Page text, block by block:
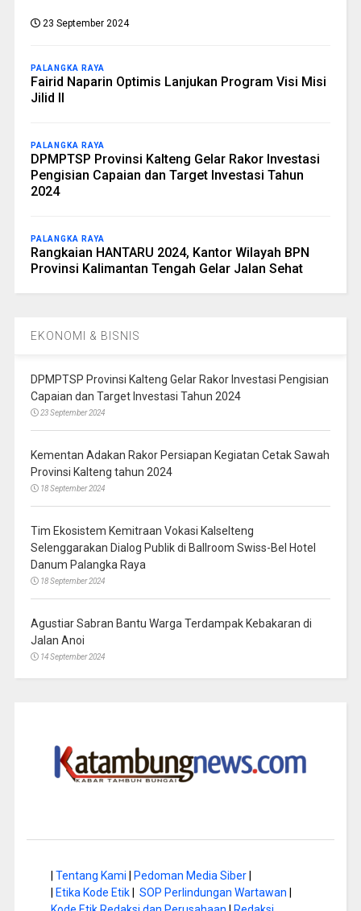
23 September 2024
PALANGKA RAYA
Fairid Naparin Optimis Lanjukan Program Visi Misi
Jilid II
PALANGKA RAYA
DPMPTSP Provinsi Kalteng Gelar Rakor Investasi
Pengisian Capaian dan Target Investasi Tahun
2024
PALANGKA RAYA
Rangkaian HANTARU 2024, Kantor Wilayah BPN
Provinsi Kalimantan Tengah Gelar Jalan Sehat
EKONOMI & BISNIS
DPMPTSP Provinsi Kalteng Gelar Rakor Investasi Pengisian
Capaian dan Target Investasi Tahun 2024
23 September 2024
Kementan Adakan Rakor Persiapan Kegiatan Cetak Sawah
Provinsi Kalteng tahun 2024
18 September 2024
Tim Ekosistem Kemitraan Vokasi Kalselteng
Selenggarakan Dialog Publik di Ballroom Swiss-Bel Hotel
Danum Palangka Raya
18 September 2024
Agustiar Sabran Bantu Warga Terdampak Kebakaran di
Jalan Anoi
14 September 2024
Tentang Kami Pedoman Media Siber|
Etika Kode Etik| SOP Perlindungan Wartawan